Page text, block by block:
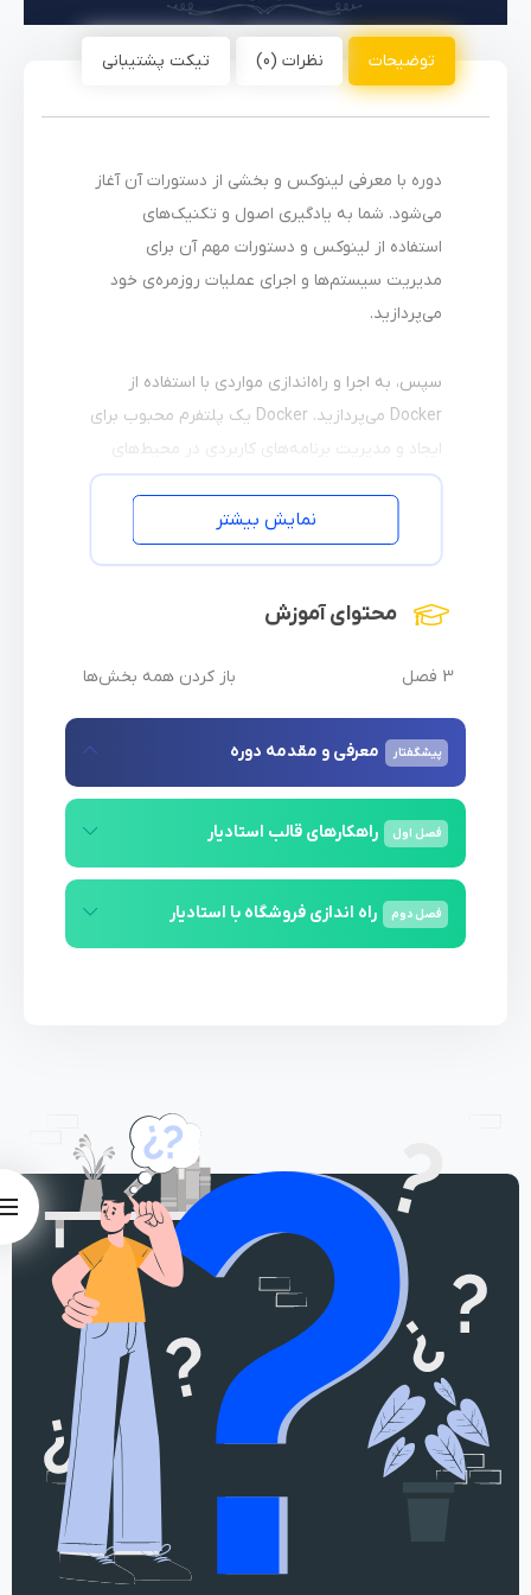
توضیحات نظرات (0) تیکت پشتیبانی
دوره با معرفی لینوکس و بخشی از دستورات آن آغاز
می‌شود. شما به یادگیری اصول و تکنیک‌های
استفاده از لینوکس و دستورات مهم آن برای
مدیریت سیستم‌ها و اجرای عملیات روزمره‌ی خود
می‌پردازید.
سپس، به اجرا و راه‌اندازی مواردی با استفاده از
Docker می‌پردازید. Docker یک پلتفرم محبوب برای
ایجاد و مدیریت برنامه‌های کاربردی در محیط‌های
مجازی است. شما خواهید آموخت که چگونه از
Docker برای ساخت، مدیریت و اجرای برنامه‌های
خود استفاده کنید.
سامانه مورد استفاده برای مدیریت و اجرای
برنامه‌های مبتنی بر میکروسرویس است. با استفاده
از K3S، شما خواهید آموخت که چگونه یک کلاستر
Kubernetes را راه‌اندازی و مدیریت کنید.
قرار خواهد گرفت. LocalStack یک پلتفرم محلی
برای شبیه‌سازی خدمات ابری مانند Amazon Web
Services (AWS) است. با استفاده از LocalStack،
آموزش قرار می‌گیرند. از جمله ElasticSearch که
یک موتور جستجوی پیشرفته برای جمع‌آوری و
جستجوی لاگ‌ها است. همچنین، ابزارهای
مانیتورینگ که به شما امکان می‌دهند عملکرد و
عملیات سیستم و برنامه‌های خود را نظارت کنید.
SonarQube نیز یک ابزار است که کد را بررسی کرده
و کیفیت آن را ارزیابی می‌کند. برای فرآیند CI/CD، از
GitLab استفاده خواهید کرد.همچنین، در این دوره
شما با Private Registry (Nexus) آشنا می‌شوید
که یک مخزن خصوصی برای ذخیره و مدیریت
بسته‌ها و فایل‌های برنامه‌های خود است. با استفاده
از Nexus، می‌توانید بسته‌ها و وابستگی‌های
برنامه‌های خود را در محیط خصوصی و امن ذخیره و
نمایش بیشتر
محتوای آموزش
3 فصل باز کردن همه بخش‌ها
پیشگفتار معرفی و مقدمه دوره
فصل اول راهکارهای قالب استادیار
فصل دوم راه اندازی فروشگاه با استادیار